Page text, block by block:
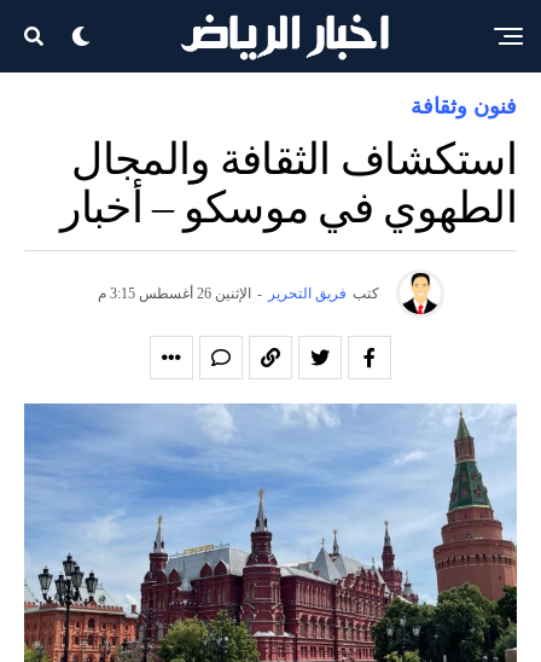
فنون وثقافة
استكشاف الثقافة والمجال
الطهوي في موسكو – أخبار
كتب فريق التحرير - الإثنين 26 أغسطس 3:15 م